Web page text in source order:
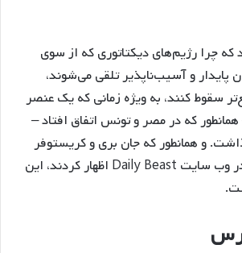
چرا رژیم‌های دیکتاتوری که از سوی
پایدار و آسیب‌ناپذیر تلقی می‌شوند،
سقوط کنند، به ویژه زمانی که یک عنصر
که در مصر و تونس اتفاق افتاد –
و همانطور که جان بری و کریستوفر
دیکی در مقاله اخیر در وب سایت Daily Beast اظهار کردند، این